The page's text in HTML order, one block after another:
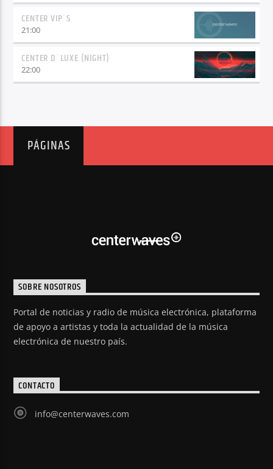
CENTER VIP´S
21:00
CENTER D´LUXE (NIGHT)
22:00
PÁGINAS
SOBRE NOSOTROS
Portal de noticias y radio de música electrónica, plataforma
de apoyo a artistas y toda la actualidad de la música
electrónica de nuestro país.
CONTACTO
info@centerwaves.com